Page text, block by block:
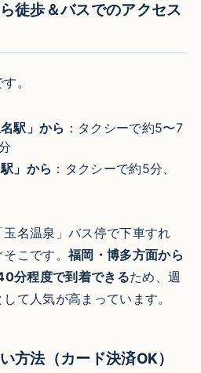
徒歩＆バスでのアクセス
。
駅」から ：タクシーで約5〜7
」から ：タクシーで約5分、
名温泉」バス停で下車すれ
そこです。福岡・博多方面から
分程度で到着できるため、週
て人気が高まっています。
方法（カード決済OK）